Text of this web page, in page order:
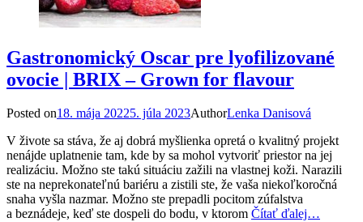
Gastronomický Oscar pre lyofilizované
ovocie | BRIX – Grown for flavour
Posted on18. mája 20225. júla 2023AuthorLenka Danisová
V živote sa stáva, že aj dobrá myšlienka opretá o kvalitný projekt
nenájde uplatnenie tam, kde by sa mohol vytvoriť priestor na jej
realizáciu. Možno ste takú situáciu zažili na vlastnej koži. Narazili
ste na neprekonateľnú bariéru a zistili ste, že vaša niekoľkoročná
snaha vyšla nazmar. Možno ste prepadli pocitom zúfalstva
a beznádeje, keď ste dospeli do bodu, v ktorom Čítať ďalej…